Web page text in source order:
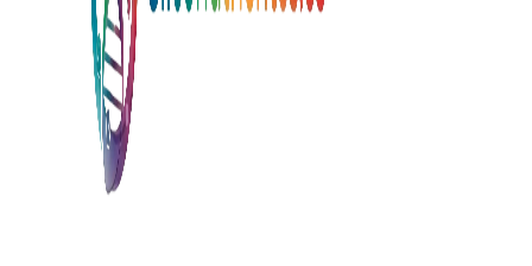
Què són i com
els gliconutrients?